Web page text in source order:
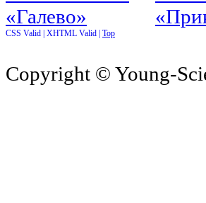
CSS Valid | XHTML Valid | Top
Copyright © Young-